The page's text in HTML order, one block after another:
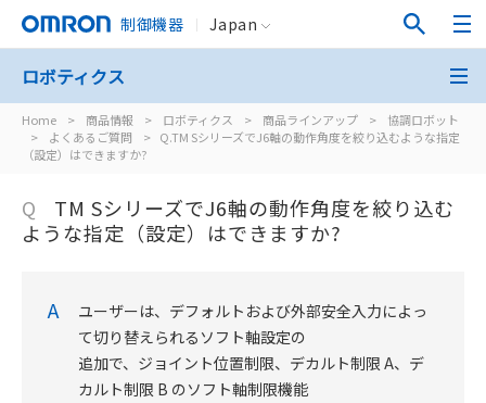
制御機器 Japan
Home > 商品情報 > ロボティクス > 商品ラインアップ >
協調ロボット
>
よくあるご質問 > Q.TM SシリーズでJ6軸の動作角度を絞り込むような指定
（設定）はできますか?
ロボティクス
Q
TM SシリーズでJ6軸の動作角度を絞り込む
ような指定（設定）はできますか?
A
ユーザーは、デフォルトおよび外部安全入力によっ
て切り替えられるソフト軸設定の
追加で、ジョイント位置制限、デカルト制限 A、デ
カルト制限 B のソフト軸制限機能